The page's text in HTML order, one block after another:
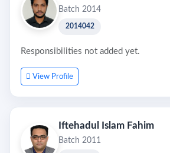
Batch 2014
2014042
Responsibilities not added yet.
View Profile
Iftehadul Islam Fahim
Batch 2011